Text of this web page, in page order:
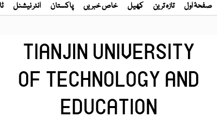
صفحۂ اول تازہ ترین کھیل خاص خبریں پاکستان انٹر نیشنل
TIANJIN UNIVERSITY
OF TECHNOLOGY AND
EDUCATION